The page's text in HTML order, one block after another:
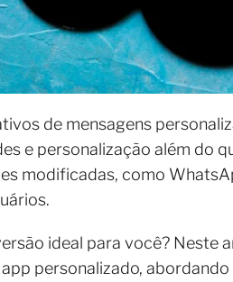
de mensagens
e personalização além do
modificadas, como
ideal para você?
personalizado,